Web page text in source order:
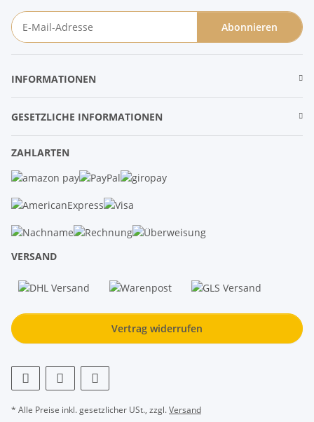
Abonnieren
INFORMATIONEN
GESETZLICHE INFORMATIONEN
ZAHLARTEN
VERSAND
Vertrag widerrufen
* Alle Preise inkl. gesetzlicher USt., zzgl.Versand